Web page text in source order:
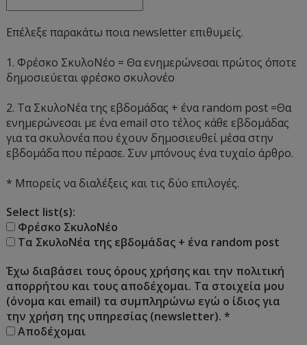
Επέλεξε παρακάτω ποια newsletter επιθυμείς.
1. Φρέσκο ΣκυλοΝέο = Θα ενημερώνεσαι πρώτος όποτε
δημοσιεύεται φρέσκο σκυλονέο
2. Τα ΣκυλοΝέα της εβδομάδας + ένα random post =Θα
ενημερώνεσαι με ένα email στο τέλος κάθε εβδομάδας
για τα σκυλονέα που έχουν δημοσιευθεί μέσα στην
εβδομάδα που πέρασε. Συν μπόνους ένα τυχαίο άρθρο.
* Μπορείς να διαλέξεις και τις δύο επιλογές.
Select list(s):
Φρέσκο ΣκυλοΝέο
Τα ΣκυλοΝέα της εβδομάδας + ένα random post
Έχω διαβάσει τους όρους χρήσης και την πολιτική
απορρήτου και τους αποδέχομαι. Τα στοιχεία μου
(όνομα και email) τα συμπληρώνω εγώ ο ίδιος για
την χρήση της υπηρεσίας (newsletter).*
Αποδέχομαι